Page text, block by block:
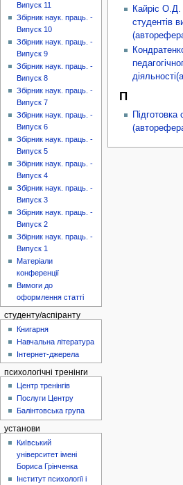
Кайріс О.Д.
студентів
П
Випуск 11
Збірник наук. праць. -
Випуск 10
Збірник наук. праць. -
Випуск 9
Збірник наук. праць. -
Випуск 8
Збірник наук. праць. -
Випуск 7
Збірник наук. праць. -
Випуск 6
Збірник наук. праць. -
Випуск 5
Збірник наук. праць. -
Випуск 4
Збірник наук. праць. -
Випуск 3
Збірник наук. праць. -
Випуск 2
Збірник наук. праць. -
Випуск 1
Матеріали
конференції
Вимоги до
оформлення статті
студенту/аспіранту
Книгарня
Навчальна література
Інтернет-джерела
психологічні тренінги
Центр тренінгів
Послуги Центру
Балінтовська група
установи
Київський
університет імені
Бориса Грінченка
Інститут психології і